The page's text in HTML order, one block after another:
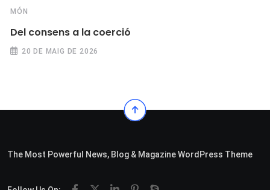
MÓN
Del consens a la coerció
20 DE MAIG DE 2026
The Most Powerful News, Blog & Magazine WordPress Theme